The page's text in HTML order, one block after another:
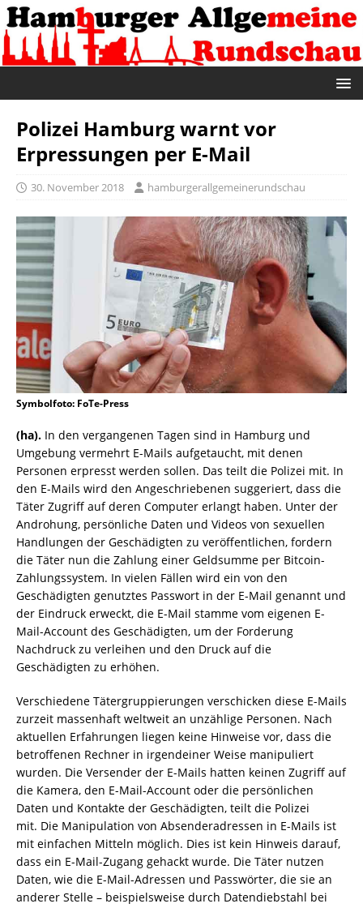
Polizei Hamburg warnt vor
Erpressungen per E-Mail
30. November 2018 hamburgerallgemeinerundschau
Symbolfoto: FoTe-Press
(ha). In den vergangenen Tagen sind in Hamburg und
Umgebung vermehrt E-Mails aufgetaucht, mit denen
Personen erpresst werden sollen. Das teilt die Polizei mit. In
den E-Mails wird den Angeschriebenen suggeriert, dass die
Täter Zugriff auf deren Computer erlangt haben. Unter der
Androhung, persönliche Daten und Videos von sexuellen
Handlungen der Geschädigten zu veröffentlichen, fordern
die Täter nun die Zahlung einer Geldsumme per Bitcoin-
Zahlungssystem. In vielen Fällen wird ein von den
Geschädigten genutztes Passwort in der E-Mail genannt und
der Eindruck erweckt, die E-Mail stamme vom eigenen E-
Mail-Account des Geschädigten, um der Forderung
Nachdruck zu verleihen und den Druck auf die
Geschädigten zu erhöhen.
Verschiedene Tätergruppierungen verschicken diese E-Mails
zurzeit massenhaft weltweit an unzählige Personen. Nach
aktuellen Erfahrungen liegen keine Hinweise vor, dass die
betroffenen Rechner in irgendeiner Weise manipuliert
wurden. Die Versender der E-Mails hatten keinen Zugriff auf
die Kamera, den E-Mail-Account oder die persönlichen
Daten und Kontakte der Geschädigten, teilt die Polizei
mit. Die Manipulation von Absenderadressen in E-Mails ist
mit einfachen Mitteln möglich. Dies ist kein Hinweis darauf,
dass ein E-Mail-Zugang gehackt wurde. Die Täter nutzen
Daten, wie die E-Mail-Adressen und Passwörter, die sie an
anderer Stelle – beispielsweise durch Datendiebstahl bei